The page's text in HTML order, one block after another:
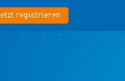
registrieren